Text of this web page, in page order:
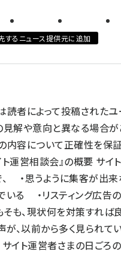
(1274)
するニュース提供元に追加
読者によって投稿された
見解や意向と異なる場合が
内容について正確性を保証
営相談会』の概要 サイ
、 ・思うように集客が出
いる ・リスティング広告
も、現状何を対策すれば
、以前から多く見られて
イト運営者さまの日ごろ